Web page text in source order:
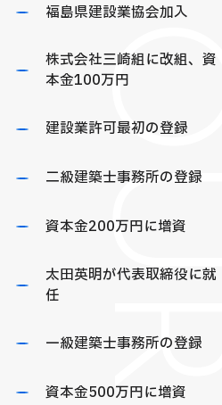
福島県建設業協会加入
株式会社三崎組に改組、資
本金100万円
建設業許可最初の登録
二級建築士事務所の登録
資本金200万円に増資
太田英明が代表取締役に就
任
一級建築士事務所の登録
資本金500万円に増資